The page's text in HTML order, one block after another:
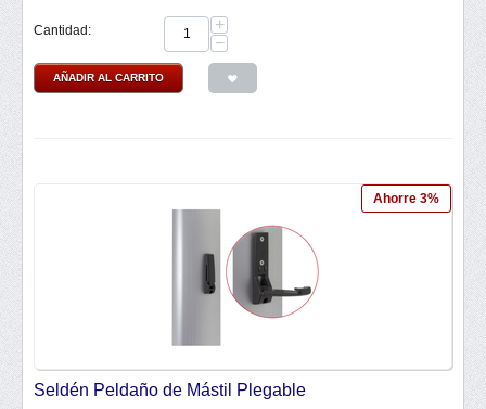
Cantidad:
+
−
AÑADIR AL CARRITO
Ahorre 3%
Seldén Peldaño de Mástil Plegable